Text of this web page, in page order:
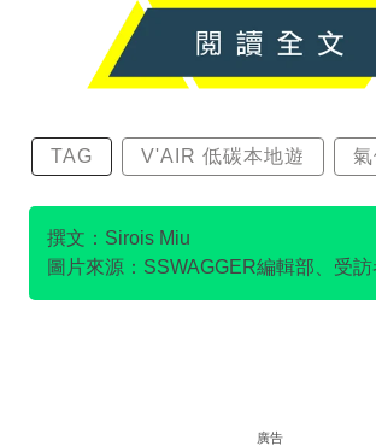
TAG V'AIR 低碳本地遊
牛津
鍾芯豫
撰文：Sirois Miu
圖片來源：SSWAGGER編輯部、受
廣告